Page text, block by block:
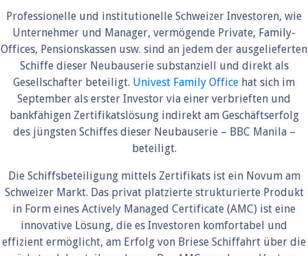
Professionelle und institutionelle Schweizer Investoren, wie
Unternehmer und Manager, vermögende Private, Family-
Offices, Pensionskassen usw. sind an jedem der ausgelieferten
Schiffe dieser Neubauserie substanziell und direkt als
Gesellschafter beteiligt. Univest Family Office hat sich im
September als erster Investor via einer verbrieften und
bankfähigen Zertifikatslösung indirekt am Geschäftserfolg
des jüngsten Schiffes dieser Neubauserie – BBC Manila –
beteiligt.
Die Schiffsbeteiligung mittels Zertifikats ist ein Novum am
Schweizer Markt. Das privat platzierte strukturierte Produkt
in Form eines Actively Managed Certificate (AMC) ist eine
innovative Lösung, die es Investoren komfortabel und
effizient ermöglicht, am Erfolg von Briese Schiffahrt über die